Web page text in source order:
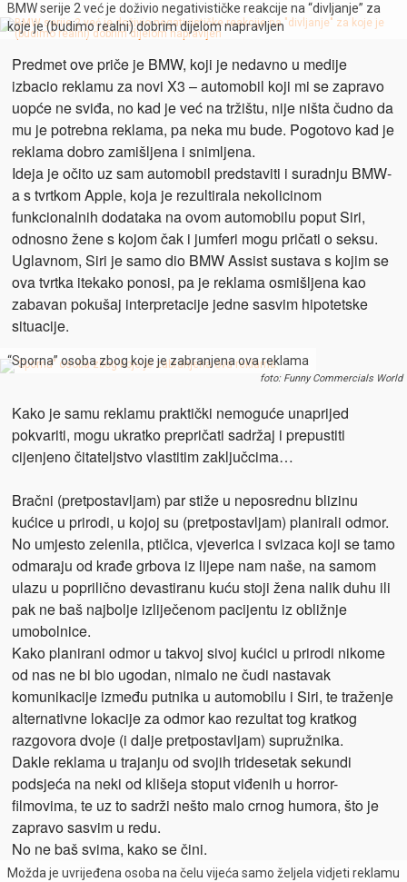
BMW serije 2 već je doživio negativističke reakcije na “divljanje” za
koje je (budimo realni) dobrim dijelom napravljen
Predmet ove priče je BMW, koji je nedavno u medije
izbacio reklamu za novi X3 – automobil koji mi se zapravo
uopće ne sviđa, no kad je već na tržištu, nije ništa čudno da
mu je potrebna reklama, pa neka mu bude. Pogotovo kad je
reklama dobro zamišljena i snimljena.
Ideja je očito uz sam automobil predstaviti i suradnju BMW-
a s tvrtkom Apple, koja je rezultirala nekolicinom
funkcionalnih dodataka na ovom automobilu poput Siri,
odnosno žene s kojom čak i jumferi mogu pričati o seksu.
Uglavnom, Siri je samo dio BMW Assist sustava s kojim se
ova tvrtka itekako ponosi, pa je reklama osmišljena kao
zabavan pokušaj interpretacije jedne sasvim hipotetske
situacije.
“Sporna” osoba zbog koje je zabranjena ova reklama
foto: Funny Commercials World
Kako je samu reklamu praktički nemoguće unaprijed
pokvariti, mogu ukratko prepričati sadržaj i prepustiti
cijenjeno čitateljstvo vlastitim zaključcima…
Bračni (pretpostavljam) par stiže u neposrednu blizinu
kućice u prirodi, u kojoj su (pretpostavljam) planirali odmor.
No umjesto zelenila, ptičica, vjeverica i svizaca koji se tamo
odmaraju od krađe grbova iz lijepe nam naše, na samom
ulazu u poprilično devastiranu kuću stoji žena nalik duhu ili
pak ne baš najbolje izliječenom pacijentu iz obližnje
umobolnice.
Kako planirani odmor u takvoj sivoj kućici u prirodi nikome
od nas ne bi bio ugodan, nimalo ne čudi nastavak
komunikacije između putnika u automobilu i Siri, te traženje
alternativne lokacije za odmor kao rezultat tog kratkog
razgovora dvoje (i dalje pretpostavljam) supružnika.
Dakle reklama u trajanju od svojih tridesetak sekundi
podsjeća na neki od klišeja stoput viđenih u horror-
filmovima, te uz to sadrži nešto malo crnog humora, što je
zapravo sasvim u redu.
No ne baš svima, kako se čini.
Možda je uvrijeđena osoba na čelu vijeća samo željela vidjeti reklamu